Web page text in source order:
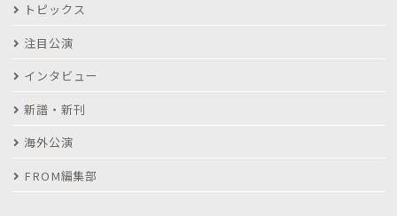
トピックス
注目公演
インタビュー
新譜・新刊
海外公演
FROM編集部